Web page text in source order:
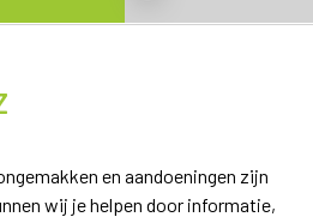
en aandoeningen zijn
wij je helpen door informatie,